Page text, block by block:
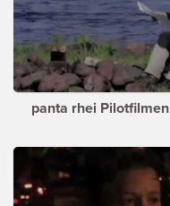
panta rhei Pilotfilmen